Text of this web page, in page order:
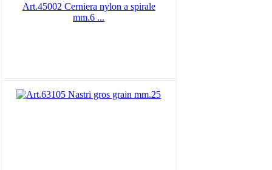
Art.45002 Cerniera nylon a spirale
mm.6 ...